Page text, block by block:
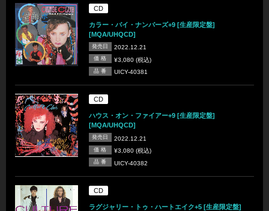
CD
カラー・バイ・ナンバーズ+9 [生産限定盤]
[MQA/UHQCD]
発売日 2022.12.21
価 格 ¥3,080 (税込)
品 番 UICY-40381
CD
ハウス・オン・ファイアー+9 [生産限定盤]
[MQA/UHQCD]
発売日 2022.12.21
価 格 ¥3,080 (税込)
品 番 UICY-40382
CD
ラグジャリー・トゥ・ハートエイク+5 [生産限定盤]